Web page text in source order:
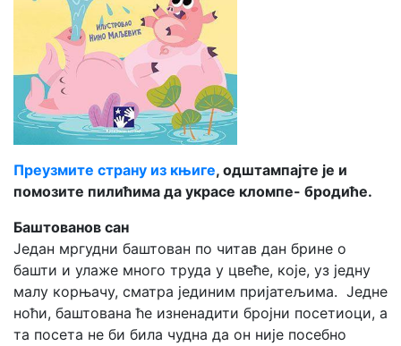
Преузмите страну из књиге, одштампајте је и
помозите пилићима да украсе кломпе- бродиће.
Баштованов сан
Један мргудни баштован по читав дан брине о
башти и улаже много труда у цвеће, које, уз једну
малу корњачу, сматра јединим пријатељима. Jедне
ноћи, баштована ће изненадити бројни посетиоци, а
та посета не би била чудна да он није посебно